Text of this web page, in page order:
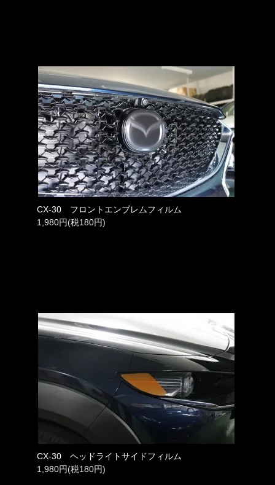
CX-30 フロントエンブレムフィルム
1,980円(税180円)
CX-30 ヘッドライトサイドフィルム
1,980円(税180円)